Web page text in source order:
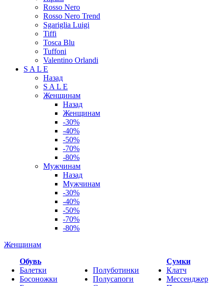
Rosso Nero
Rosso Nero Trend
Sgariglia Luigi
Tiffi
Tosca Blu
Tuffoni
Valentino Orlandi
S A L E
Назад
S A L E
Женщинам
Назад
Женщинам
-30%
-40%
-50%
-70%
-80%
Мужчинам
Назад
Мужчинам
-30%
-40%
-50%
-70%
-80%
Женщинам
Обувь
Балетки
Босоножки
Полуботинки
Полусапоги
Cумки
Клатч
Мессенджер